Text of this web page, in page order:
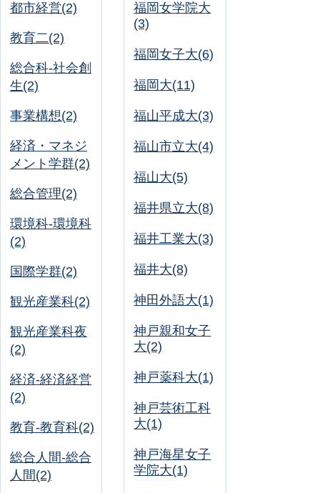
都市経営(2)
教育二(2)
総合科-社会創
生(2)
事業構想(2)
経済・マネジ
メント学群(2)
総合管理(2)
環境科-環境科
(2)
国際学群(2)
観光産業科(2)
観光産業科夜
(2)
経済-経済経営
(2)
教育-教育科(2)
総合人間-総合
人間(2)
福岡女学院大
(3)
福岡女子大(6)
福岡大(11)
福山平成大(3)
福山市立大(4)
福山大(5)
福井県立大(8)
福井工業大(3)
福井大(8)
神田外語大(1)
神戸親和女子
大(2)
神戸薬科大(1)
神戸芸術工科
大(1)
神戸海星女子
学院大(1)